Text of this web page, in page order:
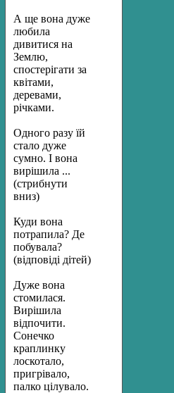
А ще вона дуже
любила
дивитися на
Землю,
спостерігати за
квітами,
деревами,
річками.
Одного разу їй
стало дуже
сумно. І вона
вирішила ...
(стрибнути
вниз)
Куди вона
потрапила? Де
побувала?
(відповіді дітей)
Дуже вона
стомилася.
Вирішила
відпочити.
Сонечко
краплинку
лоскотало,
пригрівало,
палко цілувало.